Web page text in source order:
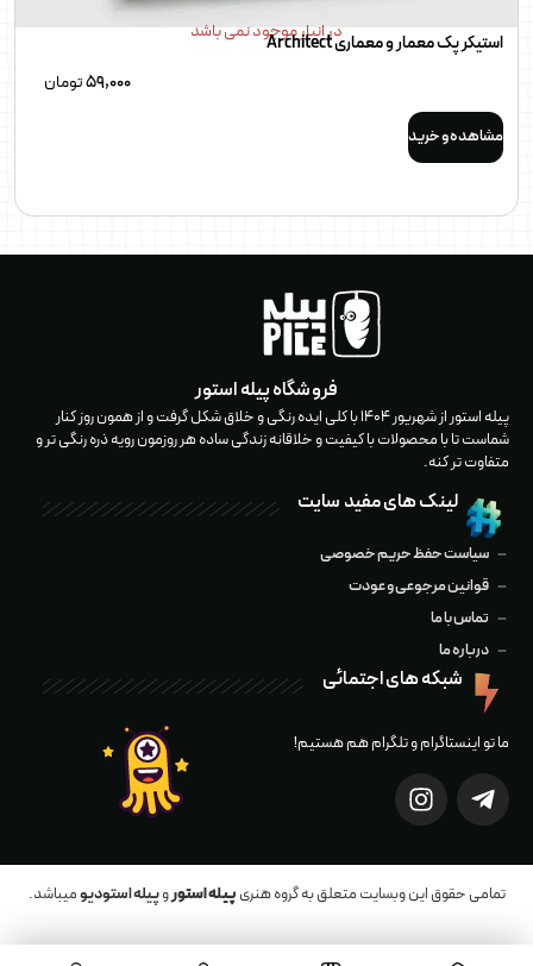
در انبار موجود نمی باشداستیکر پک معمار و معماری Architect
59,000تومان
مشاهده و خرید
فروشگاه پیله استور
پيله استور از شهریور ۱۴۰۴ با كلى ايده رنگى و خلاق شكل گرفت و از همون روز كنار
شماست تا با محصولات با كيفيت و خلاقانه زندگی ساده هر روزمون رويه ذره رنگى تر و
متفاوت تر کنه.
لینک های مفید سایت
سیاست حفظ حریم خصوصی
قوانین مرجوعی و عودت
تماس با ما
درباره ما
شبکه های اجتمائی
ما تو اینستاگرام و تلگرام هم هستیم!
تمامی حقوق این وبسایت متعلق به گروه هنری پیله استوروپیله استودیومیباشد.